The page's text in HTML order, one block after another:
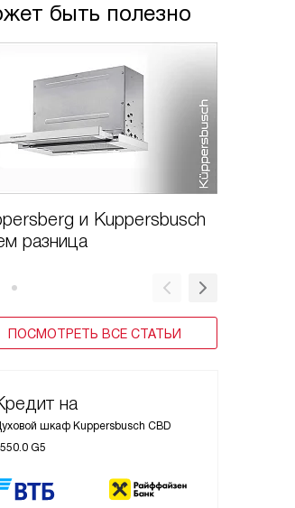
быть полезно
и Kuppersbusch
разница
ПОСМОТРЕТЬ ВСЕ СТАТЬИ
на
шкаф Kuppersbusch CBD
G5